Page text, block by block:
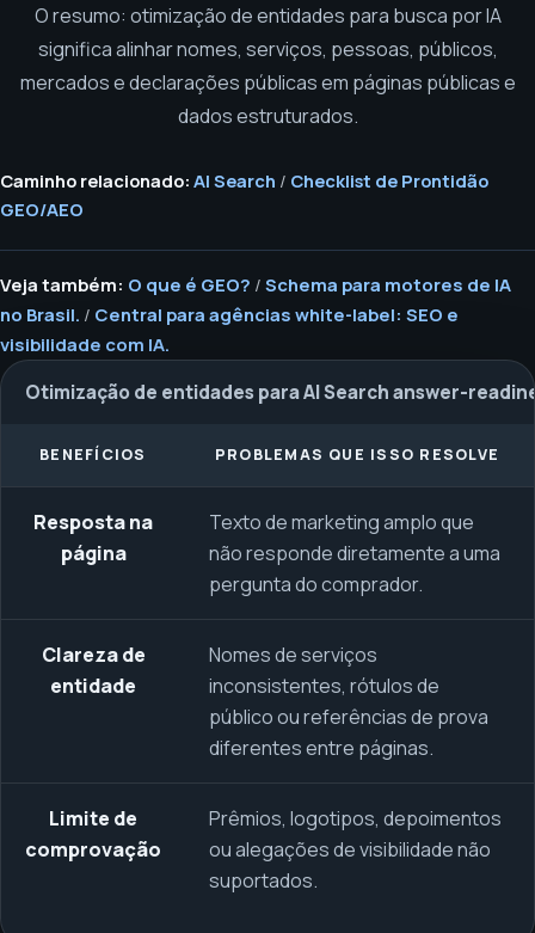
O resumo: otimização de entidades para busca por IA
significa alinhar nomes, serviços, pessoas, públicos,
mercados e declarações públicas em páginas públicas e
dados estruturados.
Caminho relacionado: AI Search / Checklist de Prontidão
GEO/AEO
Veja também: O que é GEO? / Schema para motores de IA
no Brasil. / Central para agências white-label: SEO e
visibilidade com IA.
Otimização de entidades para AI Search answer-
BENEFÍCIOS PROBLEMAS QUE ISSO RESOLVE
Resposta na
página
Texto de marketing amplo que
não responde diretamente a uma
pergunta do comprador.
Clareza de
entidade
Nomes de serviços
inconsistentes, rótulos de
público ou referências de prova
diferentes entre páginas.
Limite de
comprovação
Prêmios, logotipos, depoimentos
ou alegações de visibilidade não
suportados.